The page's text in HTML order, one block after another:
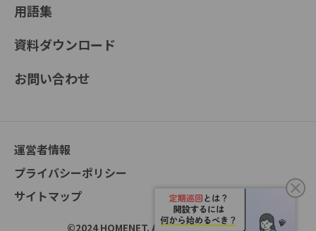
用語集
資料ダウンロード
お問い合わせ
運営者情報
プライバシーポリシー
サイトマップ
©2024 HOMENET. All Rights Reserved.